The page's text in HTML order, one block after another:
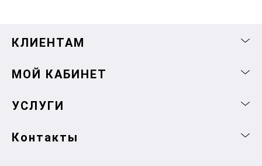
КЛИЕНТАМ
МОЙ КАБИНЕТ
УСЛУГИ
Контакты